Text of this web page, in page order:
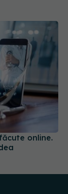
online.